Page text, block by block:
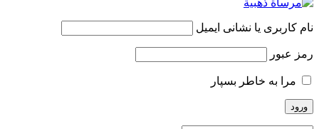
نام کاربری یا نشانی ایمیل
رمز عبور
مرا به خاطر بسپار